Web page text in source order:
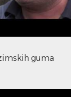
guma